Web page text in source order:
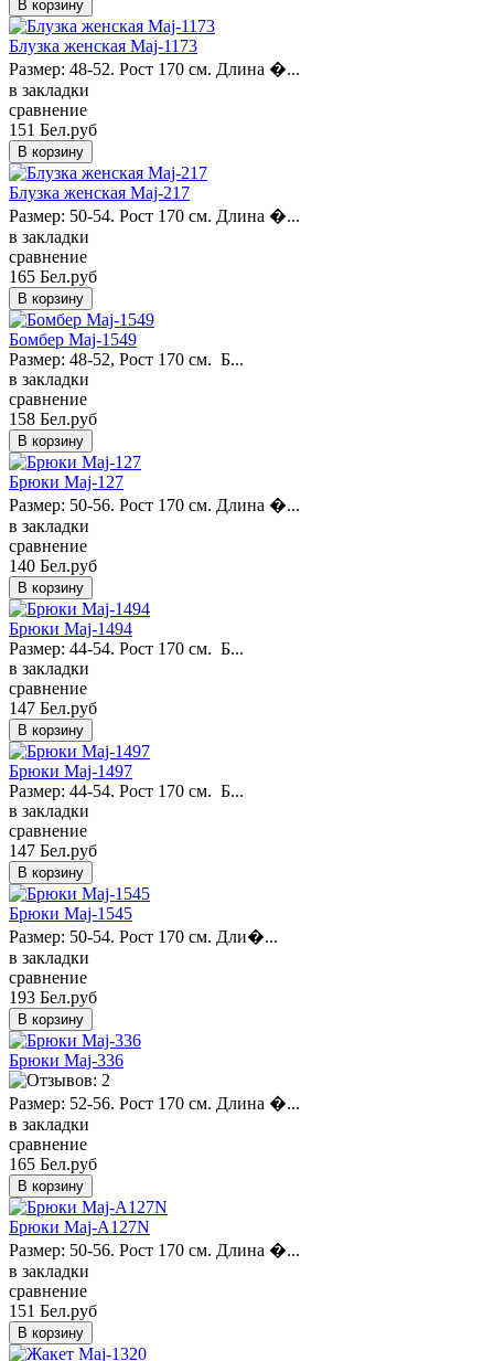
Блузка женская Maj-1173
Размер: 48-52. Рост 170 см. Длина �...
в закладки
сравнение
151 Бел.руб
Блузка женская Maj-217
Размер: 50-54. Рост 170 см. Длина �...
в закладки
сравнение
165 Бел.руб
Бомбер Maj-1549
Размер: 48-52, Рост 170 см. Б...
в закладки
сравнение
158 Бел.руб
Брюки Maj-127
Размер: 50-56. Рост 170 см. Длина �...
в закладки
сравнение
140 Бел.руб
Брюки Maj-1494
Размер: 44-54. Рост 170 см. Б...
в закладки
сравнение
147 Бел.руб
Брюки Maj-1497
Размер: 44-54. Рост 170 см. Б...
в закладки
сравнение
147 Бел.руб
Брюки Maj-1545
Размер: 50-54. Рост 170 см. Дли�...
в закладки
сравнение
193 Бел.руб
Брюки Maj-336
Размер: 52-56. Рост 170 см. Длина �...
в закладки
сравнение
165 Бел.руб
Брюки Maj-A127N
Размер: 50-56. Рост 170 см. Длина �...
в закладки
сравнение
151 Бел.руб